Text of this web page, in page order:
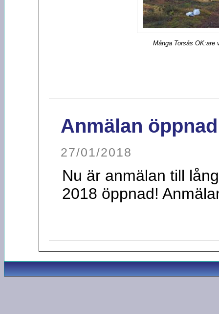
Många Torsås OK:are
Anmälan öppnad
27/01/2018
Nu är anmälan till
2018 öppnad!